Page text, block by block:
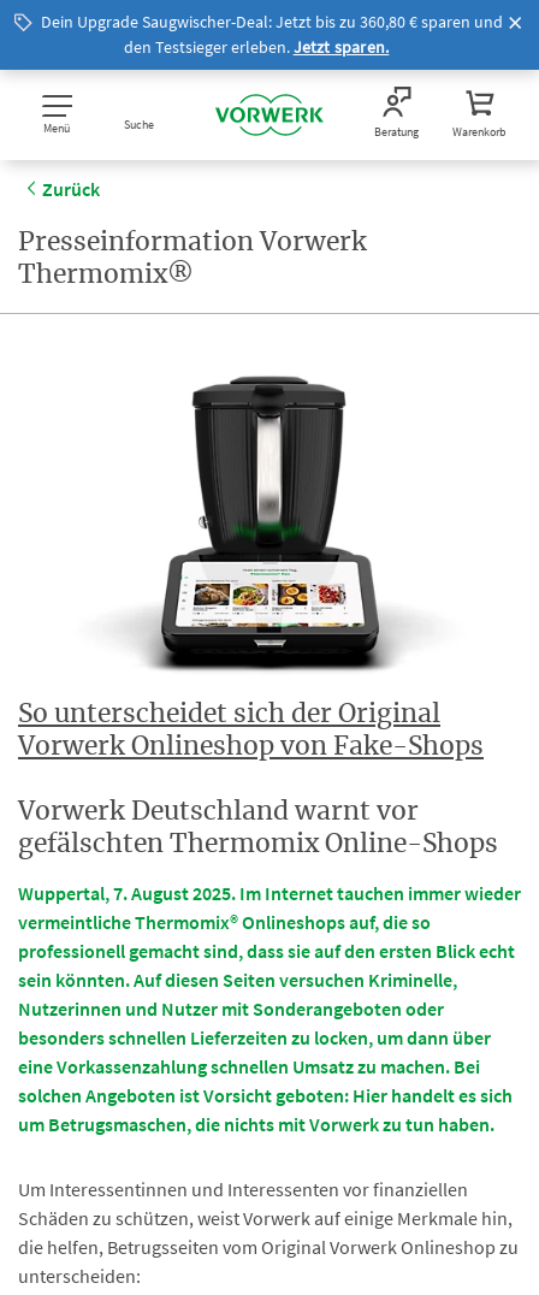
Dein Upgrade Saugwischer-Deal: Jetzt bis zu 360,80 € sparen und
den Testsieger erleben.Jetzt sparen.
Menü Suche Beratung Warenkorb
Zurück
Presseinformation Vorwerk
Thermomix®
So unterscheidet sich der Original
Vorwerk Onlineshop von Fake-Shops
Vorwerk Deutschland warnt vor
gefälschten Thermomix Online-Shops
Wuppertal, 7. August 2025. Im Internet tauchen immer wieder
vermeintliche Thermomix® Onlineshops auf, die so
professionell gemacht sind, dass sie auf den ersten Blick echt
sein könnten. Auf diesen Seiten versuchen Kriminelle,
Nutzerinnen und Nutzer mit Sonderangeboten oder
besonders schnellen Lieferzeiten zu locken, um dann über
eine Vorkassenzahlung schnellen Umsatz zu machen. Bei
solchen Angeboten ist Vorsicht geboten: Hier handelt es sich
um Betrugsmaschen, die nichts mit Vorwerk zu tun haben.
Um Interessentinnen und Interessenten vor finanziellen
Schäden zu schützen, weist Vorwerk auf einige Merkmale hin,
die helfen, Betrugsseiten vom Original Vorwerk Onlineshop zu
unterscheiden: